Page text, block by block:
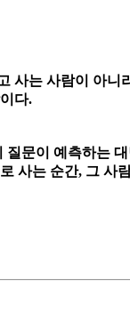
는 사람이 아
다.
문이 예측하는
사는 순간, 그 사